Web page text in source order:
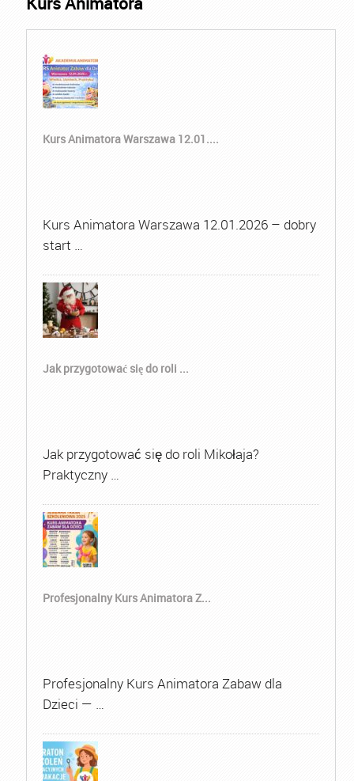
Kurs Animatora Warszawa 12.01....
Kurs Animatora Warszawa 12.01.2026 – dobry
start …
Jak przygotować się do roli ...
Jak przygotować się do roli Mikołaja?
Praktyczny …
Profesjonalny Kurs Animatora Z...
Profesjonalny Kurs Animatora Zabaw dla
Dzieci — …